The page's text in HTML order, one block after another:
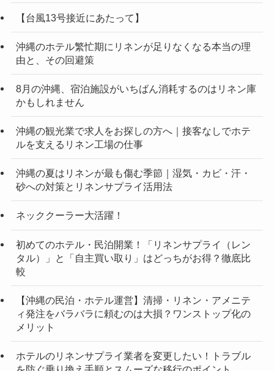
【台風13号接近にあたって】
沖縄のホテル繁忙期にリネンが足りなくなる本当の理
由と、その回避策
8月の沖縄、宿泊施設がいちばん消耗するのはリネン庫
かもしれません
沖縄の観光業で求人をお探しの方へ｜接客なしでホテ
ルを支えるリネン工場の仕事
沖縄の夏はリネンが最も傷む季節｜湿気・カビ・汗・
砂への対策とリネンサプライ活用法
ネッククーラー大活躍！
初めてのホテル・民泊開業！「リネンサプライ（レン
タル）」と「自主買い取り」はどっちがお得？徹底比
較
【沖縄の民泊・ホテル運営】清掃・リネン・アメニテ
ィ発注をバラバラに頼むのは大損？ワンストップ化の
メリット
ホテルのリネンサプライ業者を変更したい！トラブル